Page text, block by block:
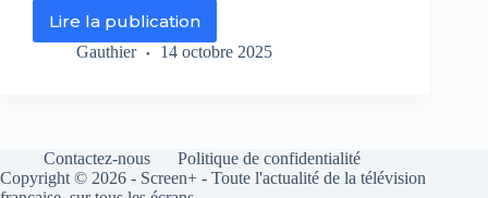
Lire la publication
La
Fortuna,
série
espagnole
Gauthier 14 octobre 2025
Contactez-nous
Politique de confidentialité
Copyright © 2026 - Screen+ - Toute l'actualité de la télévision